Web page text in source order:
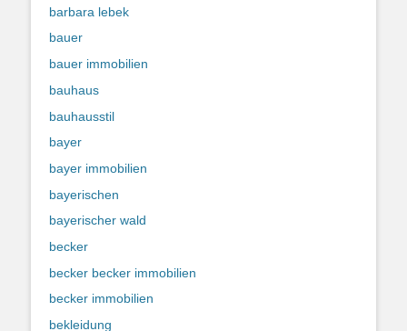
barbara lebek
bauer
bauer immobilien
bauhaus
bauhausstil
bayer
bayer immobilien
bayerischen
bayerischer wald
becker
becker becker immobilien
becker immobilien
bekleidung